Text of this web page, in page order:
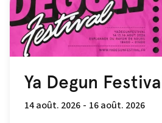
Ya Degun
14 août. 2026 - 16 août. 2026